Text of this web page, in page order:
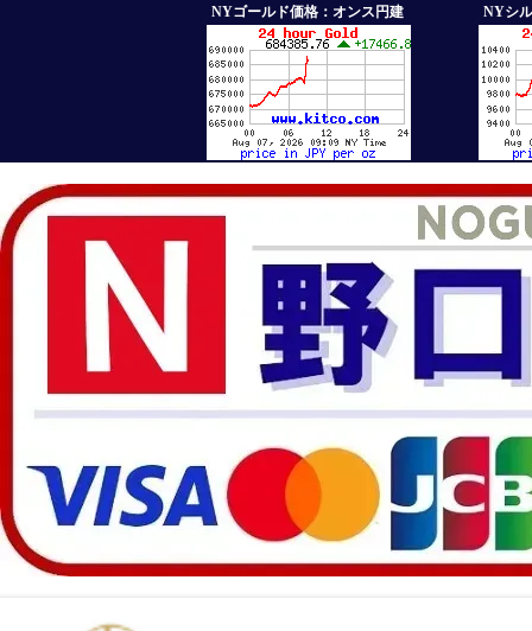
NYゴールド価格：オンス円建 NYシ